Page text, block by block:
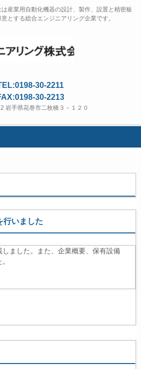
産業用自動化機器の設計、製作、設置と精密板
とする総合エンジニアリング企業です。
30-2211
30-2213
岩手県花巻市二枚橋３－１２０
行いました
ました。また、企業概要、保有設備